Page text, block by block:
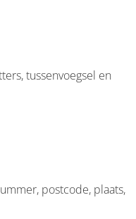
tussenvoegsel en
postcode, plaats,